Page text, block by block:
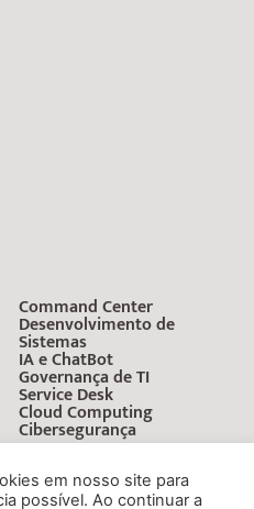
Command Center
Desenvolvimento de
Sistemas
IA e ChatBot
Governança de TI
Service Desk
Cloud Computing
Cibersegurança
em nosso site para
possível. Ao continuar a